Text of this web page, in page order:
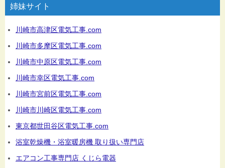
姉妹サイト
川崎市高津区電気工事.com
川崎市多摩区電気工事.com
川崎市中原区電気工事.com
川崎市幸区電気工事.com
川崎市宮前区電気工事.com
川崎市川崎区電気工事.com
東京都世田谷区電気工事.com
浴室乾燥機・浴室暖房機 取り扱い専門店
エアコン工事専門店 くじら電器